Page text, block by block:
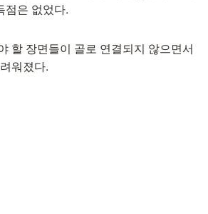
점은 없었다.
할 장면들이 골로 연결되지 않으면서
워졌다.